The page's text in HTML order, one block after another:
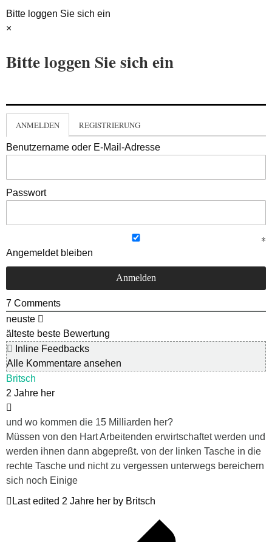
Bitte loggen Sie sich ein
×
Bitte loggen Sie sich ein
ANMELDEN REGISTRIERUNG
Benutzername oder E-Mail-Adresse
Passwort
Angemeldet bleiben
7 Comments
neuste
älteste beste Bewertung
Inline Feedbacks
Alle Kommentare ansehen
Britsch
2 Jahre her
und wo kommen die 15 Milliarden her?
Müssen von den Hart Arbeitenden erwirtschaftet werden und
werden ihnen dann abgepreßt. von der linken Tasche in die
rechte Tasche und nicht zu vergessen unterwegs bereichern
sich noch Einige
Last edited 2 Jahre her by Britsch